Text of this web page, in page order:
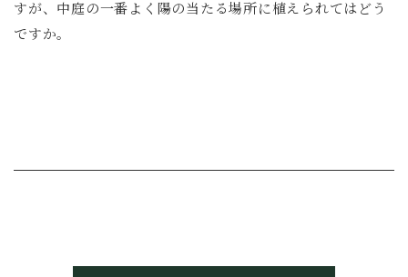
すが、中庭の一番よく陽の当たる場所に植えられてはどう
ですか。